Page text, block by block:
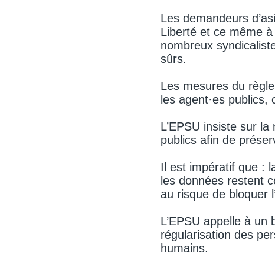
Les demandeurs
Liberté et ce même
nombreux
sûrs.
Les mesures du
les agent·es
L’EPSU insiste sur
publics afin de
Il est impératif que :
les données restent
au risque de bloquer
L’EPSU appelle à
régularisation des
humains.